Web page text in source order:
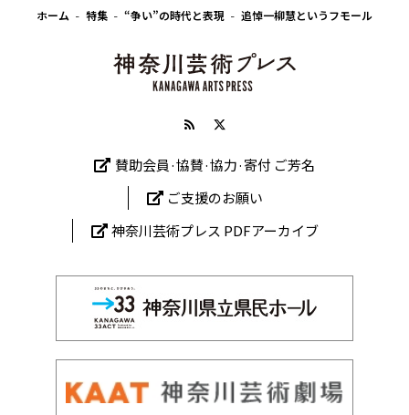
ホーム 特集 “争い”の時代と表現 追悼一柳慧というフモール
賛助会員·協賛·協力·寄付 ご芳名
ご支援のお願い
神奈川芸術プレス PDFアーカイブ